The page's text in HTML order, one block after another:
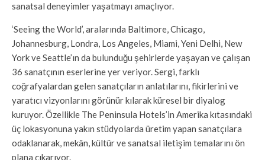
sanatsal deneyimler yaşatmayı amaçlıyor.
‘Seeing the World’, aralarında Baltimore, Chicago,
Johannesburg, Londra, Los Angeles, Miami, Yeni Delhi, New
York ve Seattle’ın da bulunduğu şehirlerde yaşayan ve çalışan
36 sanatçının eserlerine yer veriyor. Sergi, farklı
coğrafyalardan gelen sanatçıların anlatılarını, fikirlerini ve
yaratıcı vizyonlarını görünür kılarak küresel bir diyalog
kuruyor. Özellikle The Peninsula Hotels’in Amerika kıtasındaki
üç lokasyonuna yakın stüdyolarda üretim yapan sanatçılara
odaklanarak, mekân, kültür ve sanatsal iletişim temalarını ön
plana çıkarıyor.